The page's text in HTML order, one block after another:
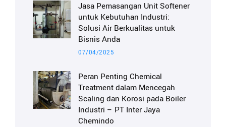
Jasa Pemasangan Unit Softener
untuk Kebutuhan Industri:
Solusi Air Berkualitas untuk
Bisnis Anda
07/04/2025
Peran Penting Chemical
Treatment dalam Mencegah
Scaling dan Korosi pada Boiler
Industri – PT Inter Jaya
Chemindo